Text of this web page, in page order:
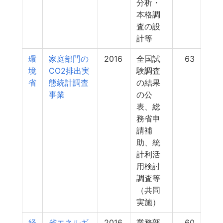
分析・
本格調
査の設
計等
環
境
省
家庭部門の
CO2排出実
態統計調査
事業
2016
全国試
験調査
の結果
の公
表、総
務省申
請補
助、統
計利活
用検討
調査等
（共同
実施）
63